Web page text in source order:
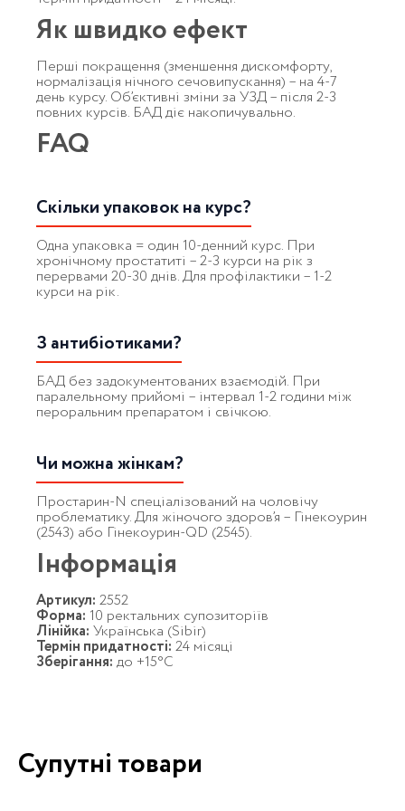
Як швидко ефект
Перші покращення (зменшення дискомфорту,
нормалізація нічного сечовипускання) – на 4-7
день курсу. Об’єктивні зміни за УЗД – після 2-3
повних курсів. БАД діє накопичувально.
FAQ
Скільки упаковок на курс?
Одна упаковка = один 10-денний курс. При
хронічному простатиті – 2-3 курси на рік з
перервами 20-30 днів. Для профілактики – 1-2
курси на рік.
З антибіотиками?
БАД без задокументованих взаємодій. При
паралельному прийомі – інтервал 1-2 години між
пероральним препаратом і свічкою.
Чи можна жінкам?
Простарин-N спеціалізований на чоловічу
проблематику. Для жіночого здоров’я – Гінекоурин
(2543) або Гінекоурин-QD (2545).
Інформація
Артикул: 2552
Форма: 10 ректальних супозиторіїв
Лінійка: Українська (Sibir)
Термін придатності: 24 місяці
Зберігання: до +15°C
Супутні товари